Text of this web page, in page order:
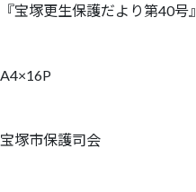
『宝塚更生保護だより第40号』
A4×16P
宝塚市保護司会